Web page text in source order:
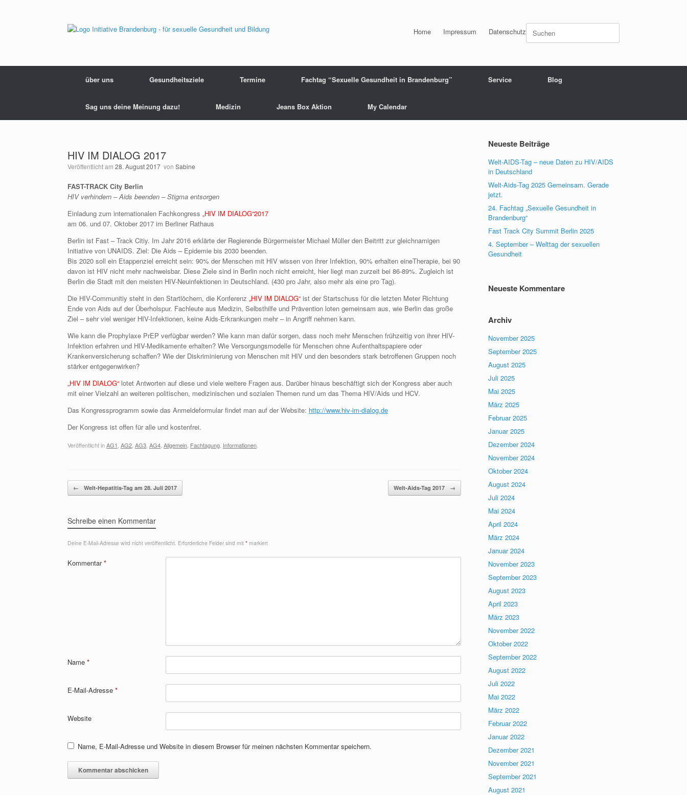
Home Impressum DatenschutzSuchen
nach:
über uns Gesundheitsziele Termine Fachtag “Sexuelle Gesundheit in Brandenburg” Service Blog
Sag uns deine Meinung dazu! Medizin Jeans Box Aktion My Calendar
HIV IM DIALOG 2017
Veröffentlicht am 28. August 2017 von Sabine
FAST-TRACK City Berlin
HIV verhindern – Aids beenden – Stigma entsorgen
Einladung zum internationalen Fachkongress „HIV IM DIALOG“2017
am 06. und 07. Oktober 2017 im Berliner Rathaus
Berlin ist Fast – Track Citiy. Im Jahr 2016 erklärte der Regierende Bürgermeister Michael Müller den Beitritt zur gleichnamigen
Initiative von UNAIDS. Ziel: Die Aids – Epidemie bis 2030 beenden.
Bis 2020 soll ein Etappenziel erreicht sein: 90% der Menschen mit HIV wissen von ihrer Infektion, 90% erhalten eineTherapie, bei 90
davon ist HIV nicht mehr nachweisbar. Diese Ziele sind in Berlin noch nicht erreicht, hier liegt man zurzeit bei 86-89%. Zugleich ist
Berlin die Stadt mit den meisten HIV-Neuinfektionen in Deutschland. (430 pro Jahr, also mehr als eine pro Tag).
Die HIV-Communitiy steht in den Startlöchern, die Konferenz „HIV IM DIALOG“ ist der Startschuss für die letzten Meter Richtung
Ende von Aids auf der Überholspur. Fachleute aus Medizin, Selbsthilfe und Prävention loten gemeinsam aus, wie Berlin das große
Ziel – sehr viel weniger HIV-Infektionen, keine Aids-Erkrankungen mehr – in Angriff nehmen kann.
Wie kann die Prophylaxe PrEP verfügbar werden? Wie kann man dafür sorgen, dass noch mehr Menschen frühzeitig von ihrer HIV-
Infektion erfahren und HIV-Medikamente erhalten? Wie Versorgungsmodelle für Menschen ohne Aufenthaltspapiere oder
Krankenversicherung schaffen? Wie der Diskriminierung von Menschen mit HIV und den besonders stark betroffenen Gruppen noch
stärker entgegenwirken?
„HIV IM DIALOG“ lotet Antworten auf diese und viele weitere Fragen aus. Darüber hinaus beschäftigt sich der Kongress aber auch
mit einer Vielzahl an weiteren politischen, medizinischen und sozialen Themen rund um das Thema HIV/Aids und HCV.
Das Kongressprogramm sowie das Anmeldeformular findet man auf der Website: http://www.hiv-im-dialog.de
Der Kongress ist offen für alle und kostenfrei.
Veröffentlicht inAG1 AG2 AG3 AG4 Allgemein Fachtagung Informationen
Beitragsnavigation
← Welt-Hepatitis-Tag am 28. Juli 2017 Welt-Aids-Tag 2017 →
Schreibe einen Kommentar
Deine E-Mail-Adresse wird nicht veröffentlicht. Erforderliche Felder sind mit * markiert
Kommentar*
Name *
E-Mail-Adresse *
Website
Name, E-Mail-Adresse und Website in diesem Browser für meinen nächsten Kommentar speichern.
Neueste Beiträge
Welt-AIDS-Tag – neue Daten zu HIV/AIDS
in Deutschland
Welt-Aids-Tag 2025 Gemeinsam. Gerade
jetzt.
24. Fachtag „Sexuelle Gesundheit in
Brandenburg“
Fast Track City Summit Berlin 2025
4. September – Welttag der sexuellen
Gesundheit
Neueste Kommentare
Archiv
November 2025
September 2025
August 2025
Juli 2025
Mai 2025
März 2025
Februar 2025
Januar 2025
Dezember 2024
November 2024
Oktober 2024
August 2024
Juli 2024
Mai 2024
April 2024
März 2024
Januar 2024
November 2023
September 2023
August 2023
April 2023
März 2023
November 2022
Oktober 2022
September 2022
August 2022
Juli 2022
Mai 2022
März 2022
Februar 2022
Januar 2022
Dezember 2021
November 2021
September 2021
August 2021